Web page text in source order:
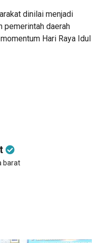
dinilai menjadi
pemerintah daerah
Hari Raya Idul
barat